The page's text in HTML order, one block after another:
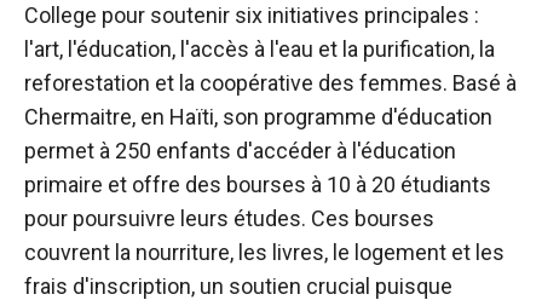
College pour soutenir six initiatives principales :
l'art, l'éducation, l'accès à l'eau et la purification, la
reforestation et la coopérative des femmes. Basé à
Chermaitre, en Haïti, son programme d'éducation
permet à 250 enfants d'accéder à l'éducation
primaire et offre des bourses à 10 à 20 étudiants
pour poursuivre leurs études. Ces bourses
couvrent la nourriture, les livres, le logement et les
frais d'inscription, un soutien crucial puisque